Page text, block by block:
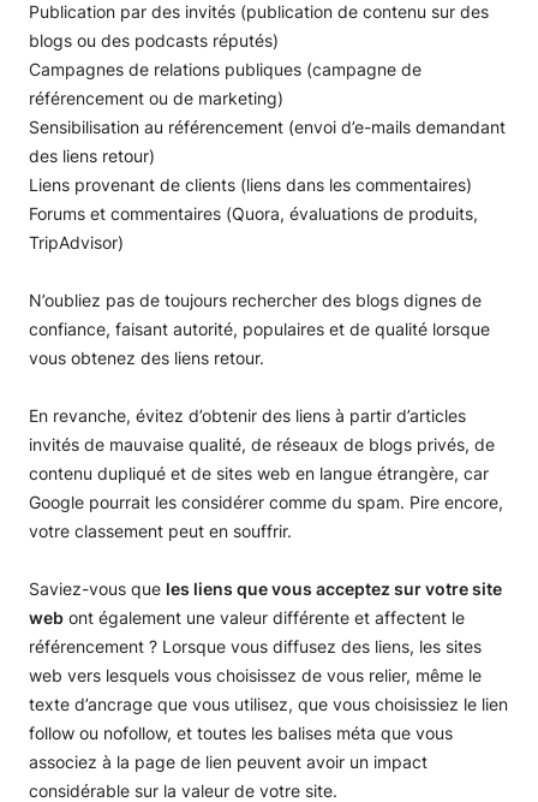
Publication par des invités (publication de contenu sur des
blogs ou des podcasts réputés)
Campagnes de relations publiques (campagne de
référencement ou de marketing)
Sensibilisation au référencement (envoi d’e-mails demandant
des liens retour)
Liens provenant de clients (liens dans les commentaires)
Forums et commentaires (Quora, évaluations de produits,
TripAdvisor)
N’oubliez pas de toujours rechercher des blogs dignes de
confiance, faisant autorité, populaires et de qualité lorsque
vous obtenez des liens retour.
En revanche, évitez d’obtenir des liens à partir d’articles
invités de mauvaise qualité, de réseaux de blogs privés, de
contenu dupliqué et de sites web en langue étrangère, car
Google pourrait les considérer comme du spam. Pire encore,
votre classement peut en souffrir.
Saviez-vous que les liens que vous acceptez sur votre site
web ont également une valeur différente et affectent le
référencement ? Lorsque vous diffusez des liens, les sites
web vers lesquels vous choisissez de vous relier, même le
texte d’ancrage que vous utilisez, que vous choisissiez le lien
follow ou nofollow, et toutes les balises méta que vous
associez à la page de lien peuvent avoir un impact
considérable sur la valeur de votre site.